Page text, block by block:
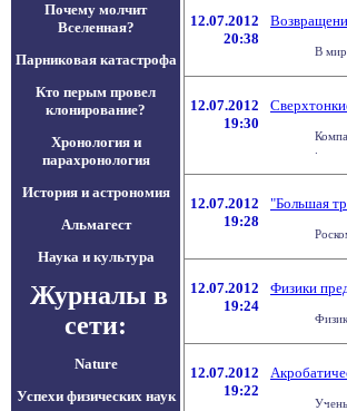
Почему молчит
Вселенная?
Парниковая катастрофа
Кто перым провел
клонирование?
Хронология и
парахронология
История и астрономия
Альмагест
Наука и культура
Журналы в
сети:
Nature
Успехи физических наук
12.07.2012
20:38
В
12.07.2012
19:30
12.07.2012
19:28
"Большая
12.07.2012
19:24
Физики
12.07.2012
19:22